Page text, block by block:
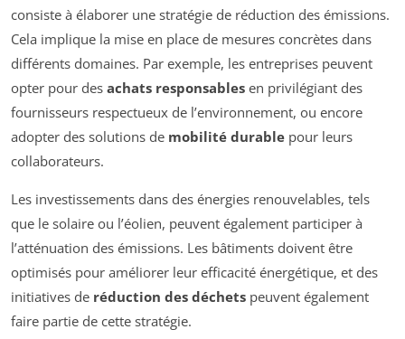
consiste à élaborer une stratégie de réduction des émissions.
Cela implique la mise en place de mesures concrètes dans
différents domaines. Par exemple, les entreprises peuvent
opter pour des achats responsables en privilégiant des
fournisseurs respectueux de l’environnement, ou encore
adopter des solutions de mobilité durable pour leurs
collaborateurs.
Les investissements dans des énergies renouvelables, tels
que le solaire ou l’éolien, peuvent également participer à
l’atténuation des émissions. Les bâtiments doivent être
optimisés pour améliorer leur efficacité énergétique, et des
initiatives de réduction des déchets peuvent également
faire partie de cette stratégie.